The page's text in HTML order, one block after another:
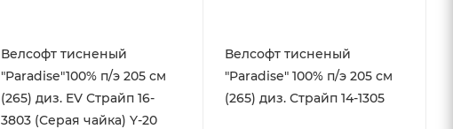
Велсофт тисненый
"Paradise"100% п/э 205 см
(265) диз. EV Страйп 16-
3803 (Серая чайка) Y-20
Велсофт тисненый
"Paradise" 100% п/э 205 см
(265) диз. Страйп 14-1305